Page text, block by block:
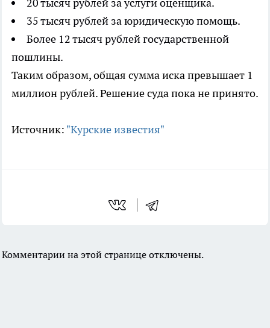
20 тысяч рублей за услуги оценщика.
35 тысяч рублей за юридическую помощь.
Более 12 тысяч рублей государственной
пошлины.
Таким образом, общая сумма иска превышает 1
миллион рублей. Решение суда пока не принято.
Источник: "Курские известия"
Комментарии на этой странице отключены.